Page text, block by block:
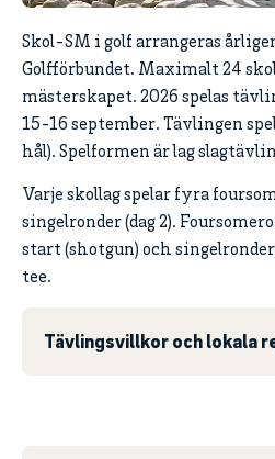
Skol-SM i golf arrangeras
Golfförbundet. Maximalt 24
mästerskapet. 2026 spelas
15-16 september. Tävlingen
hål). Spelformen är lag
Varje skollag spelar fyra
singelronder (dag 2).
start (shotgun) och
tee.
Tävlingsvillkor och lokala